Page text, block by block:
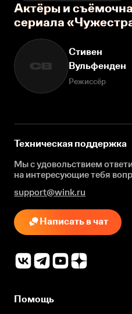
Актёры и
сериала
СВ
Стивен
Вульфенден
Режиссёр
Техническая поддержка
Мы с удовольствием
на интересующиетебя
support@wink.ru
Написать в чат
Помощь